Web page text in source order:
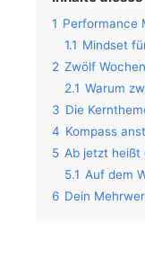
1 Performance
1.1 Mindset
2 Zwölf
2.1 Warum
3 Die
4 Kompass
5 Ab jetzt heißt
5.1 Auf dem
6 Dein